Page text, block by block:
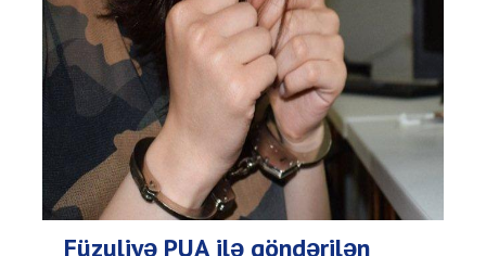
Füzuliyə PUA ilə göndərilən